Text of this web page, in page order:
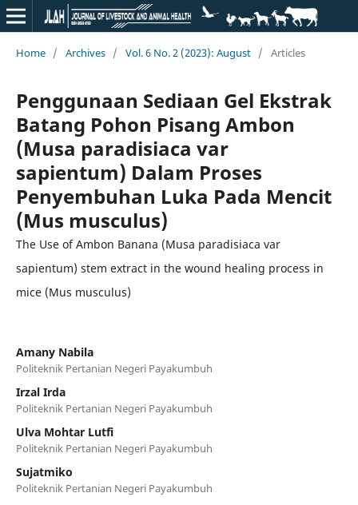
Home / Archives / Vol. 6 No. 2 (2023): August / Articles
Penggunaan Sediaan Gel Ekstrak
Batang Pohon Pisang Ambon
(Musa paradisiaca var
sapientum) Dalam Proses
Penyembuhan Luka Pada Mencit
(Mus musculus)
The Use of Ambon Banana (Musa paradisiaca var
sapientum) stem extract in the wound healing process in
mice (Mus musculus)
Amany Nabila
Politeknik Pertanian Negeri Payakumbuh
Irzal Irda
Politeknik Pertanian Negeri Payakumbuh
Ulva Mohtar Lutfi
Politeknik Pertanian Negeri Payakumbuh
Sujatmiko
Politeknik Pertanian Negeri Payakumbuh